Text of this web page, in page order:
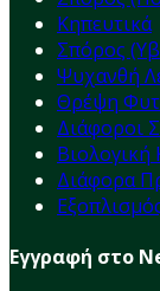
Κηπευτικά
Σπόρος
Ψυχανθή
Θρέψη
Διάφοροι
Διάφορα
Εγγραφή στο